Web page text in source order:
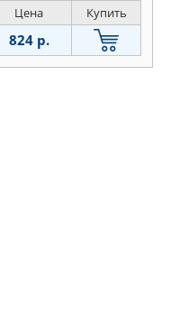
Цена Купить
824 р.